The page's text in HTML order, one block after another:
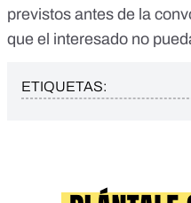
previstos antes de la
que el interesado no
ETIQUETAS: